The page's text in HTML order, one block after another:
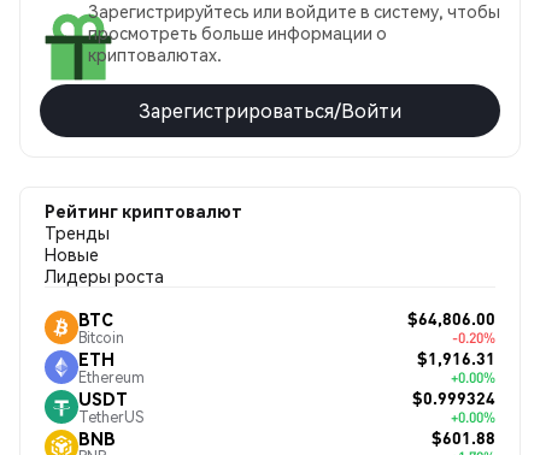
Зарегистрируйтесь или войдите в систему, чтобы
просмотреть больше информации о
криптовалютах.
Зарегистрироваться/Войти
Рейтинг криптовалют
Тренды
Новые
Лидеры роста
BTC
Bitcoin
$64,806.00
-0.20%
ETH
Ethereum
$1,916.31
+0.00%
USDT
TetherUS
$0.999324
+0.00%
BNB $601.88